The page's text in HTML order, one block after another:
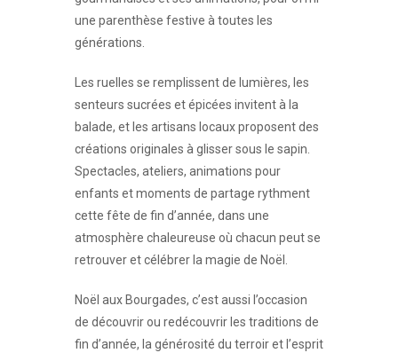
une parenthèse festive à toutes les
générations.
Les ruelles se remplissent de lumières, les
senteurs sucrées et épicées invitent à la
balade, et les artisans locaux proposent des
créations originales à glisser sous le sapin.
Spectacles, ateliers, animations pour
enfants et moments de partage rythment
cette fête de fin d’année, dans une
atmosphère chaleureuse où chacun peut se
retrouver et célébrer la magie de Noël.
Noël aux Bourgades, c’est aussi l’occasion
de découvrir ou redécouvrir les traditions de
fin d’année, la générosité du terroir et l’esprit